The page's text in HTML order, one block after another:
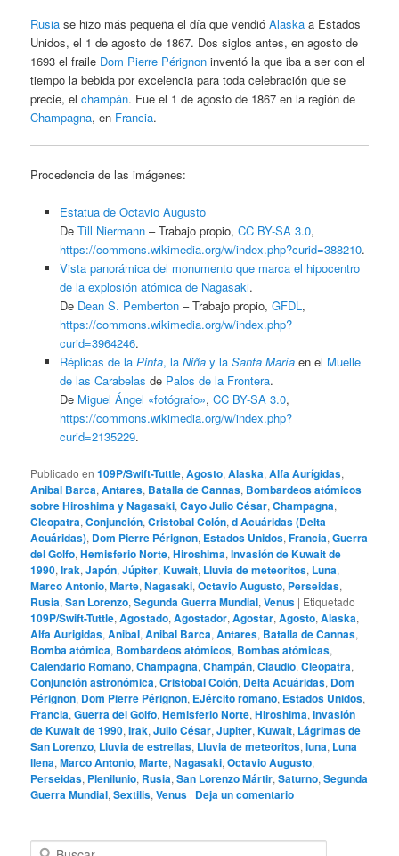
Rusia se hizo más pequeña el día que vendióAlaska a Estados
Unidos, el 1 de agosto de 1867. Dos siglos antes, en agosto de
1693 el fraile Dom Pierre Pérignon inventó la que iba a ser con el
tiempo la bebida por excelencia para toda celebración que se
precie, elchampán. Fue el 1 de agosto de 1867 en la región de
Champagna, en Francia.
Procedencia de las imágenes:
Estatua de Octavio Augusto
De Till Niermann–Trabajo propio, CC BY-SA 3.0,
https://commons.wikimedia.org/w/index.php?curid=388210.
Vista panorámica del monumento que marca el hipocentro
de la explosión atómica de Nagasaki.
De Dean S. Pemberton–Trabajo propio, GFDL,
https://commons.wikimedia.org/w/index.php?
curid=3964246.
Réplicas de la Pinta, la Niñay la Santa Maríaen el Muelle
de las Carabelas de Palos de la Frontera.
De Miguel Ángel «fotógrafo», CC BY-SA 3.0,
https://commons.wikimedia.org/w/index.php?
curid=2135229.
Publicado en 109P/Swift-Tuttle,Agosto,Alaska,Alfa Aurígidas,
Anibal Barca,Antares, Batalla de Cannas, Bombardeos atómicos
sobre Hiroshima y Nagasaki,Cayo Julio César,Champagna,
Cleopatra,Conjunción,Cristobal Colón,d Acuáridas (Delta
Acuáridas), Dom Pierre Pérignon, Estados Unidos,Francia,Guerra
del Golfo,Hemisferio Norte,Hiroshima,Invasión de Kuwait de
1990,Irak,Japón,Júpiter,Kuwait, Lluvia de meteoritos, Luna,
Marco Antonio,Marte,Nagasaki,Octavio Augusto, Perseidas,
Rusia,San Lorenzo,Segunda Guerra Mundial,Venus | Etiquetado
109P/Swift-Tuttle,Agostado,Agostador,Agostar,Agosto,Alaska,
Alfa Aurigidas,Anibal,Anibal Barca,Antares, Batalla de Cannas,
Bomba atómica, Bombardeos atómicos, Bombas atómicas,
Calendario Romano,Champagna,Champán,Claudio,Cleopatra,
Conjunción astronómica,Cristobal Colón, Delta Acuáridas, Dom
Pérignon, Dom Pierre Pérignon, EJército romano, Estados Unidos,
Francia,Guerra del Golfo,Hemisferio Norte,Hiroshima,Invasión
de Kuwait de 1990,Irak,Julio César,Jupiter,Kuwait, Lágrimas de
San Lorenzo, Lluvia de estrellas, Lluvia de meteoritos,luna, Luna
llena,Marco Antonio,Marte,Nagasaki,Octavio Augusto,
Perseidas, Plenilunio, Rusia,San Lorenzo Mártir,Saturno,Segunda
Guerra Mundial,Sextilis,Venus | Deja un comentario